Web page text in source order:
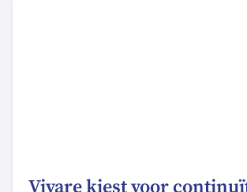
Vivare kiest voor